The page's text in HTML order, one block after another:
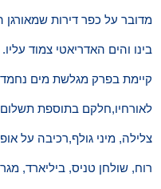
מדובר על כפר דירות
בינו והים האדריאטי צמוד
קיימת בפרק מגלשת מים
לאורחיו,חלקם בתוספת תשלום.
צלילה, מיני גולף,רכיבה על
רוח, שולחן טניס, ביליארד,